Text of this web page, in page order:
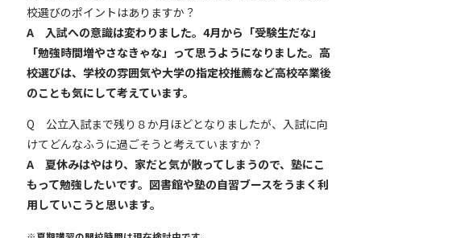
校選びのポイントはありますか？
A 入試への意識は変わりました。4月から「受験生だな」
「勉強時間増やさなきゃな」って思うようになりました。高
校選びは、学校の雰囲気や大学の指定校推薦など高校卒業後
のことも気にして考えています。
Q 公立入試まで残り８か月ほどとなりましたが、入試に向
けてどんなふうに過ごそうと考えていますか？
A 夏休みはやはり、家だと気が散ってしまうので、塾にこ
もって勉強したいです。図書館や塾の自習ブースをうまく利
用していこうと思います。